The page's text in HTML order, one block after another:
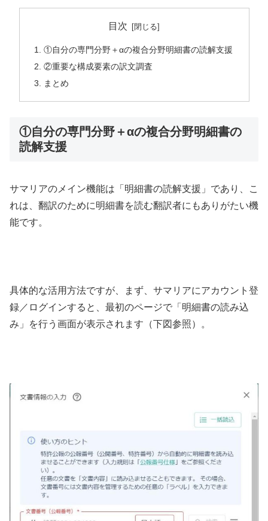
目次
①自分の専門分野＋αの複合分野明細書の読解支援
②重要な構成要素の訳文調査
まとめ
①自分の専門分野＋αの複合分野明細書の
読解支援
サマリアのメイン機能は「明細書の読解支援」であり、こ
れは、翻訳のために明細書を読む翻訳者にもありがたい機
能です。
具体的な活用方法ですが、まず、サマリアにアカウント登
録／ログインすると、最初のページで「明細書の読み込
み」を行う画面が表示されます（下図参照）。